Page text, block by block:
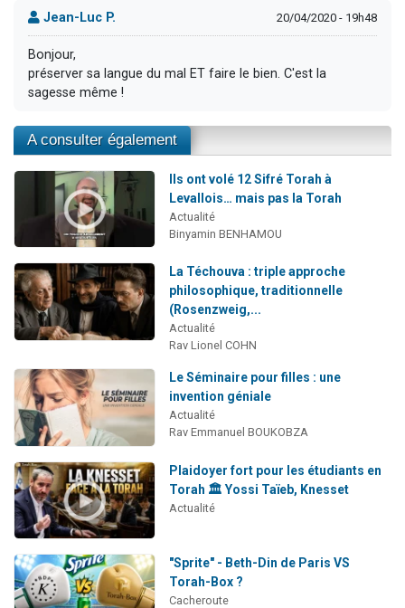
Jean-Luc P. 20/04/2020 - 19h48
Bonjour,
préserver sa langue du mal ET faire le bien. C'est la
sagesse même !
A consulter également
Ils ont volé 12 Sifré Torah à
Levallois… mais pas la Torah
Actualité
Binyamin BENHAMOU
La Téchouva : triple approche
philosophique, traditionnelle
(Rosenzweig,...
Actualité
Rav Lionel COHN
Le Séminaire pour filles : une
invention géniale
Actualité
Rav Emmanuel BOUKOBZA
Plaidoyer fort pour les étudiants en
Torah 🏛️ Yossi Taïeb, Knesset
Actualité
"Sprite" - Beth-Din de Paris VS
Torah-Box ?
Cacheroute